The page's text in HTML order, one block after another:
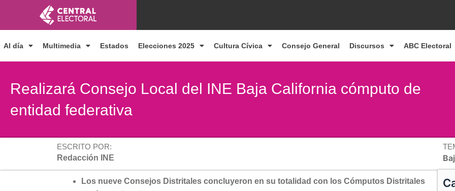
contenido
Al día Multimedia Estados Elecciones 2025 Cultura Cívica Consejo General Discursos ABC Electoral
Realizará Consejo Local del INE Baja California cómputo de
entidad federativa
ESCRITO POR:
Redacción INE
Los nueve Consejos Distritales concluyeron en su totalidad con los Cómputos Distritales